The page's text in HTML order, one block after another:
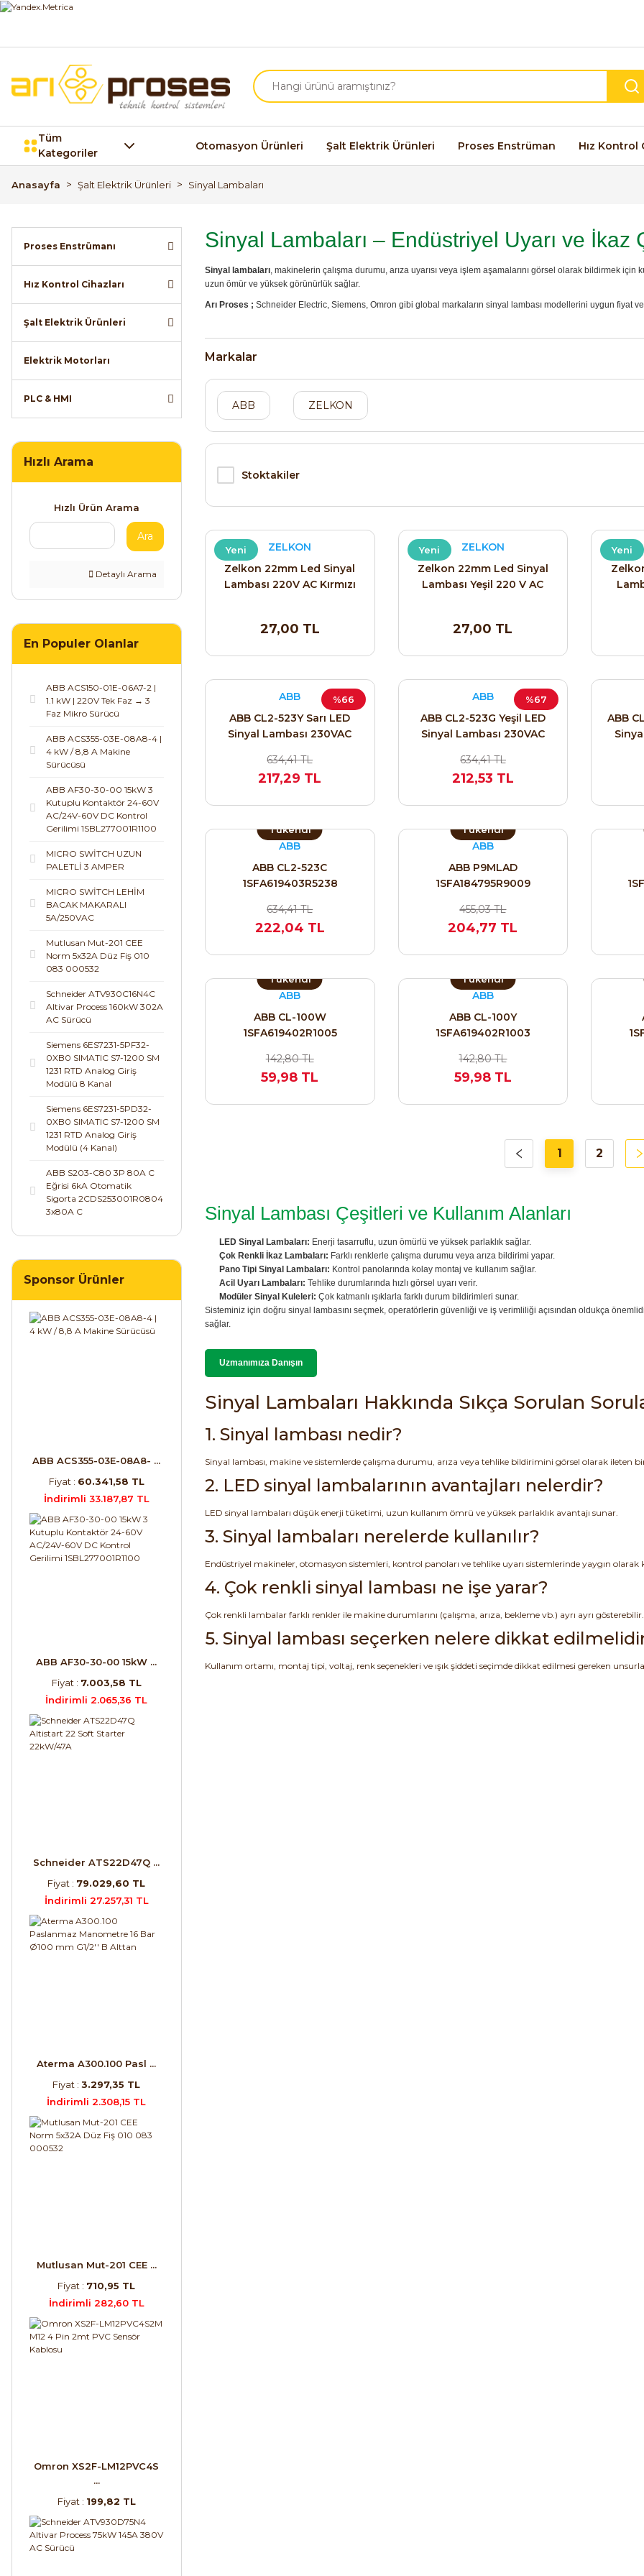
Tüm
Kategoriler
Otomasyon Ürünleri Şalt Elektrik Ürünleri Proses Enstrüman Hız Kontrol
Anasayfa Şalt Elektrik Ürünleri Sinyal Lambaları
Proses Enstrümanı
Hız Kontrol Cihazları
Şalt Elektrik Ürünleri
Elektrik Motorları
PLC & HMI
Hızlı Arama
Hızlı Ürün Arama
Ara
Detaylı Arama
En Populer Olanlar
ABB ACS150-01E-06A7-2 |
1.1 kW | 220V Tek Faz → 3
Faz Mikro Sürücü
ABB ACS355-03E-08A8-4 |
4 kW / 8,8 A Makine
Sürücüsü
ABB AF30-30-00 15kW 3
Kutuplu Kontaktör 24-60V
AC/24V-60V DC Kontrol
Gerilimi 1SBL277001R1100
MICRO SWİTCH UZUN
PALETLİ 3 AMPER
MICRO SWİTCH LEHİM
BACAK MAKARALI
5A/250VAC
Mutlusan Mut-201 CEE
Norm 5x32A Düz Fiş 010
083 000532
Schneider ATV930C16N4C
Altivar Process 160kW 302A
AC Sürücü
Siemens 6ES7231-5PF32-
0XB0 SIMATIC S7-1200 SM
1231 RTD Analog Giriş
Modülü 8 Kanal
Siemens 6ES7231-5PD32-
0XB0 SIMATIC S7-1200 SM
1231 RTD Analog Giriş
Modülü (4 Kanal)
ABB S203-C80 3P 80A C
Eğrisi 6kA Otomatik
Sigorta 2CDS253001R0804
3x80A C
Sponsor Ürünler
ABB ACS355-03E-08A8- ...
Fiyat : 60.341,58 TL
İndirimli 33.187,87 TL
ABB AF30-30-00 15kW ...
Fiyat : 7.003,58 TL
İndirimli 2.065,36 TL
Schneider ATS22D47Q ...
Fiyat : 79.029,60 TL
İndirimli 27.257,31 TL
Aterma A300.100 Pasl ...
Fiyat :3.297,35 TL
İndirimli 2.308,15 TL
Mutlusan Mut-201 CEE ...
Fiyat : 710,95 TL
İndirimli 282,60 TL
Omron XS2F-LM12PVC4S
...
Fiyat : 199,82 TL
Sinyal Lambaları – Endüstriyel Uyarı ve İkaz
Sinyal lambaları, makinelerin çalışma durumu, arıza uyarısı veya işlem aşamalarını görsel olarak bildirmek
uzun ömür ve yüksek görünürlük sağlar.
Arı Proses ; Schneider Electric, Siemens, Omron gibi global markaların sinyal lambası modellerini uygun fiyat
Markalar
ABB ZELKON
Stoktakiler
Yeni
ZELKON
Zelkon 22mm Led Sinyal
Lambası 220V AC Kırmızı
27,00 TL
Yeni
ZELKON
Zelkon 22mm Led Sinyal
Lambası Yeşil 220 V AC
27,00 TL
Yeni
%66
ABB
ABB CL2-523Y Sarı LED
Sinyal Lambası 230VAC
634,41 TL
217,29 TL
%67
ABB
ABB CL2-523G Yeşil LED
Sinyal Lambası 230VAC
634,41 TL
212,53 TL
ABB
Tükendi
ABB
ABB CL2-523C
1SFA619403R5238
634,41 TL
222,04 TL
Tükendi
ABB
ABB P9MLAD
1SFA184795R9009
455,03 TL
204,77 TL
Tükendi
ABB
ABB CL-100W
1SFA619402R1005
142,80 TL
59,98 TL
Tükendi
ABB
ABB CL-100Y
1SFA619402R1003
142,80 TL
59,98 TL
1 2
Sinyal Lambası Çeşitleri ve Kullanım Alanları
LED Sinyal Lambaları: Enerji tasarruflu, uzun ömürlü ve yüksek parlaklık sağlar.
Çok Renkli İkaz Lambaları: Farklı renklerle çalışma durumu veya arıza bildirimi yapar.
Pano Tipi Sinyal Lambaları: Kontrol panolarında kolay montaj ve kullanım sağlar.
Acil Uyarı Lambaları: Tehlike durumlarında hızlı görsel uyarı verir.
Modüler Sinyal Kuleleri: Çok katmanlı ışıklarla farklı durum bildirimleri sunar.
Sisteminiz için doğru sinyal lambasını seçmek, operatörlerin güvenliği ve iş verimliliği açısından oldukça
sağlar.
Uzmanımıza Danışın
Sinyal Lambaları Hakkında Sıkça Sorulan
1. Sinyal lambası nedir?
Sinyal lambası, makine ve sistemlerde çalışma durumu, arıza veya tehlike bildirimini görsel olarak ileten bir
2. LED sinyal lambalarının avantajları nelerdir?
LED sinyal lambaları düşük enerji tüketimi, uzun kullanım ömrü ve yüksek parlaklık avantajı sunar.
3. Sinyal lambaları nerelerde kullanılır?
Endüstriyel makineler, otomasyon sistemleri, kontrol panoları ve tehlike uyarı sistemlerinde yaygın olarak
4. Çok renkli sinyal lambası ne işe yarar?
Çok renkli lambalar farklı renkler ile makine durumlarını (çalışma, arıza, bekleme vb.) ayrı ayrı gösterebilir.
5. Sinyal lambası seçerken nelere dikkat
Kullanım ortamı, montaj tipi, voltaj, renk seçenekleri ve ışık şiddeti seçimde dikkat edilmesi gereken